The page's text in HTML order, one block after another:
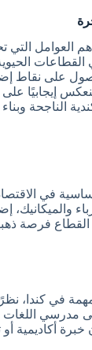
العوامل التي
الحيوية
على نقاط
إيجابيًا على
الناجحة
في
القطاع
في كندا،
إلى مدرسي
خبرة